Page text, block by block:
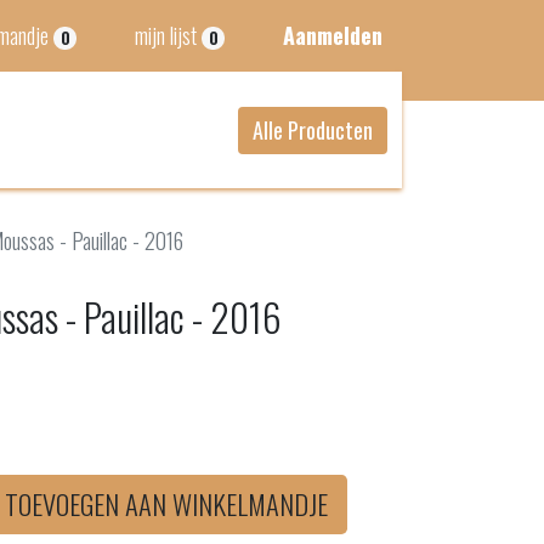
0 mijn lijst 0 Aanmelden
Alle Producten
- Pauillac - 2016
- Pauillac - 2016
TOEVOEGEN AAN WINKELMANDJE